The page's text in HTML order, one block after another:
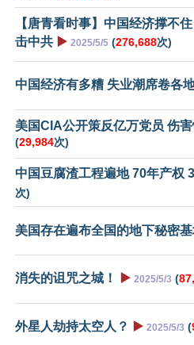
【唐青看时事】中国经济撑不
击中共 ▶️ 2025/5/5 (276,688次)
中国经济有多糟 失业潮席卷各
美国CIA公开策反亿万党员 伤
(29,984次)
中国豆腐渣工程遍地 70年产权
次)
美国存在遍布全国的地下秘密
消失的诅咒之城！ ▶️ 2025/5/3 (
外星人劫持太空人？ ▶️ 2025/5/3 (